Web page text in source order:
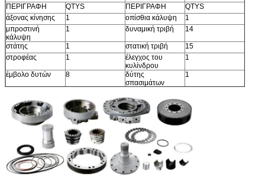
ΠΕΡΙΓΡΑΦΗ
QTYS ΠΕΡΙΓΡΑΦΗ
QTYS
άξονας κίνησης
1 οπίσθια κάλυψη
1
μπροστινή
κάλυψη
1 δυναμική τριβή 14
στάτης 1 στατική τριβή
15
στροφέας
1
έλεγχος του
κυλίνδρου
1
έμβολο δυτών 8
δύτης
σπασιμάτων
1
διανομέας
1 άξονας φρένων 1